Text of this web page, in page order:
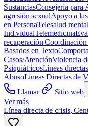
SustanciasConsejería para
agresión sexualApoyo a
en PersonaTelesalud mental
IndividualTelemedicina
recuperación Coordinación
Basados en Texto
Casos/AtenciónViolencia
PsiquiátricosLíneas
AbusoLíneas Directas de
Llamar
Sitio web
Ver más
Línea directa de crisis,